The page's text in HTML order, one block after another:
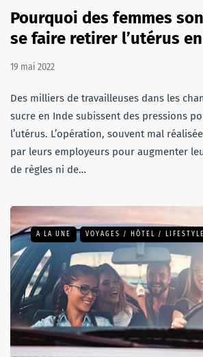
Pourquoi des femmes
se faire retirer l’utérus
19 mai 2022
Des milliers de travailleuses dans les
sucre en Inde subissent des pressions
l’utérus. L’opération, souvent mal
par leurs employeurs pour augmenter
de règles ni de…
A LA UNE VOYAGES / HÔTEL / LIFESTYLE